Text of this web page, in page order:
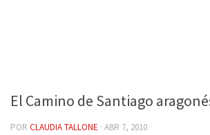
El Camino de Santiago
POR CLAUDIA TALLONE · ABR 7, 2010